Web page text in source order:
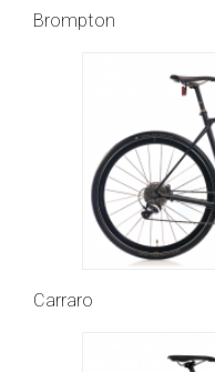
Brompton
Carraro